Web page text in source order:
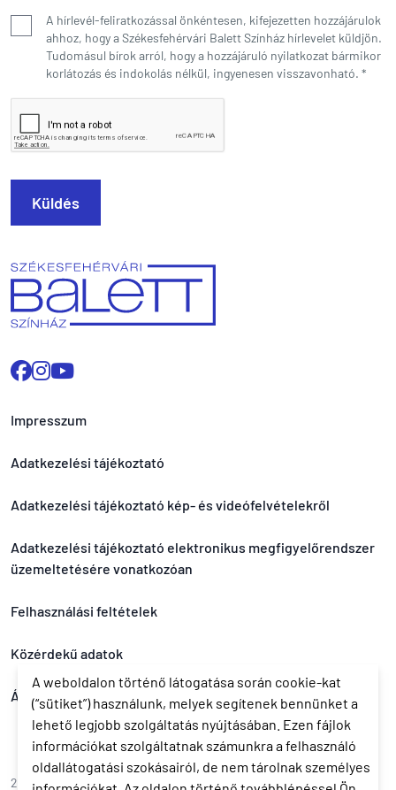
Impresszum
Adatkezelési tájékoztató
Adatkezelési tájékoztató kép- és videófelvételekről
Adatkezelési tájékoztató elektronikus megfigyelőrendszer
üzemeltetésére vonatkozóan
Felhasználási feltételek
Közérdekű adatok
Általános nyereményjáték szabályzat
2026 © Székesfehérvári Balett Színház
A hírlevél-feliratkozással önkéntesen, kifejezetten hozzájárulok
ahhoz, hogy a Székesfehérvári Balett Színház hírlevelet küldjön.
Tudomásul bírok arról, hogy a hozzájáruló nyilatkozat bármikor
korlátozás és indokolás nélkül, ingyenesen visszavonható. *
Küldés
A weboldalon történő látogatása során cookie-kat
(“sütiket”) használunk, melyek segítenek bennünket a
lehető legjobb szolgáltatás nyújtásában. Ezen fájlok
információkat szolgáltatnak számunkra a felhasználó
oldallátogatási szokásairól, de nem tárolnak személyes